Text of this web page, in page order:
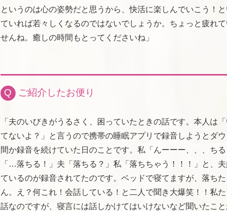
というのは心の姿勢だと思うから、快活に楽しんでいこう！
ていれば若々しくなるのではないでしょうか。ちょっと疲れ
せんね。癒しの時間もとってくださいね」
Q ご紹介したお便り
「夫のいびきがうるさく、困っていたときの話です。本人は
てないよ？」と言うので携帯の睡眠アプリで録音しようとダ
間か録音を続けていた日のことです。私「んーーー、、、ち
「…落ちる！」夫「落ちる？」私「落ちちゃう！！！」と、
ているのが録音されてたのです。ベッドで寝てますが、落ち
ん。え？何これ！会話している！と二人で聞き大爆笑！！私
話なのですが、寝言には話しかけてはいけないなど聞いたこ